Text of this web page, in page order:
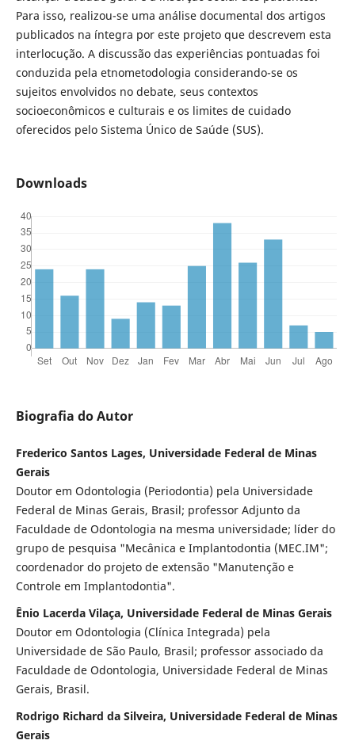
Para isso, realizou-se uma análise documental dos artigos
publicados na íntegra por este projeto que descrevem esta
interlocução. A discussão das experiências pontuadas foi
conduzida pela etnometodologia considerando-se os
sujeitos envolvidos no debate, seus contextos
socioeconômicos e culturais e os limites de cuidado
oferecidos pelo Sistema Único de Saúde (SUS).
Downloads
Biografia do Autor
Frederico Santos Lages, Universidade Federal de Minas
Gerais
Doutor em Odontologia (Periodontia) pela Universidade
Federal de Minas Gerais, Brasil; professor Adjunto da
Faculdade de Odontologia na mesma universidade; líder do
grupo de pesquisa "Mecânica e Implantodontia (MEC.IM";
coordenador do projeto de extensão "Manutenção e
Controle em Implantodontia".
Ênio Lacerda Vilaça, Universidade Federal de Minas Gerais
Doutor em Odontologia (Clínica Integrada) pela
Universidade de São Paulo, Brasil; professor associado da
Faculdade de Odontologia, Universidade Federal de Minas
Gerais, Brasil.
Rodrigo Richard da Silveira, Universidade Federal de Minas
Gerais